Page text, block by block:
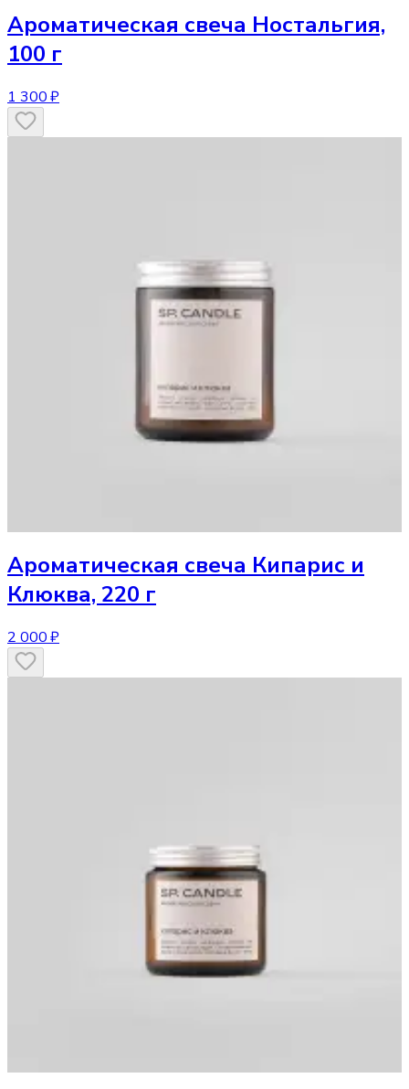
Ароматическая свеча Ностальгия,
100 г
1 300 ₽
Ароматическая свеча Кипарис и
Клюква, 220 г
2 000 ₽